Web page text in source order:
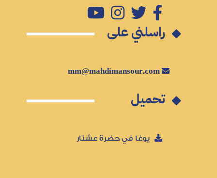
راسلني على
تحميل
يوغا في حضرة عشتار